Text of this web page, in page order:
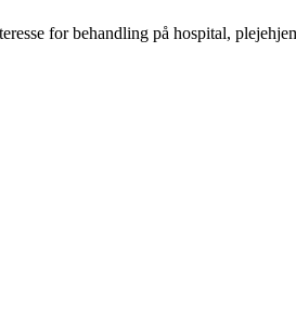
for behandling på hospital,